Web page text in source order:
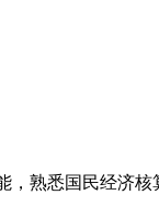
，熟悉国民经济核